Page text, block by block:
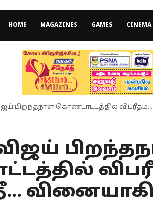
HOME MAGAZINES GAMES CINEMA
விஜய் பிறந்தநாள் கொண்டாட்டத்தில்
விஜய்